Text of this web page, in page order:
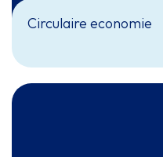
Circulaire economie